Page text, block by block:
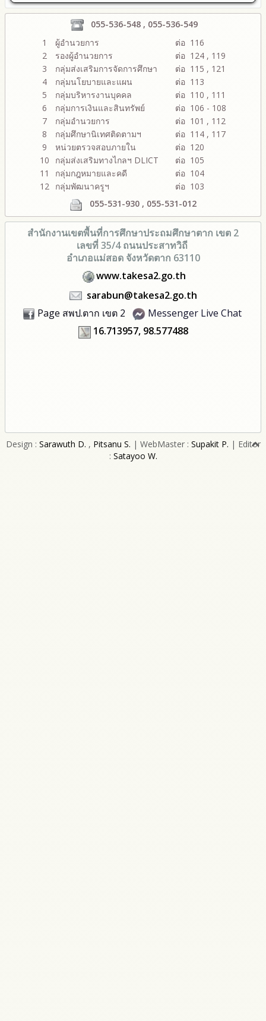
055-536-548 , 055-536-549
1
ผู้อำนวยการ
ต่อ 116
2
รองผู้อำนวยการ
ต่อ 124 , 119
3
กลุ่มส่งเสริมการจัดการศึกษา
ต่อ 115 , 121
4
กลุ่มนโยบายและแผน
ต่อ 113
5
กลุ่มบริหารงานบุคคล
ต่อ 110 , 111
6
กลุ่มการเงินและสินทรัพย์
ต่อ 106 - 108
7
กลุ่มอำนวยการ
ต่อ 101 , 112
8
กลุ่มศึกษานิเทศติดตามฯ
ต่อ 114 , 117
9
หน่วยตรวจสอบภายใน
ต่อ 120
10
กลุ่มส่งเสริมทางไกลฯ DLICT
ต่อ 105
11
กลุ่มกฎหมายและคดี
ต่อ 104
12 กลุ่มพัฒนาครูฯ
ต่อ 103
055-531-930 , 055-531-012
สำนักงานเขตพื้นที่การศึกษาประถมศึกษาตาก เขต 2
เลขที่ 35/4 ถนนประสาทวิถี
อำเภอแม่สอด จังหวัดตาก 63110
www.takesa2.go.th
sarabun@takesa2.go.th
Page สพป.ตาก เขต 2
Messenger Live Chat
16.713957, 98.577488
Design : Sarawuth D. , Pitsanu S. | WebMaster : Supakit P. | Editor
: Satayoo W.